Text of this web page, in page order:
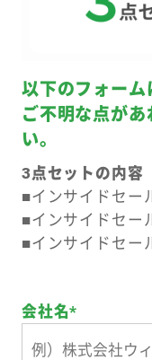
以下のフォーム
ご不明な点が
い。
3点セットの内容
■インサイドセー
■インサイドセー
■インサイドセー
会社名*